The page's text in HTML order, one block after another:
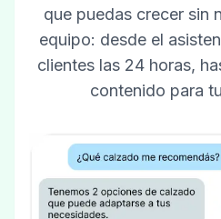
que puedas crecer sin
equipo: desde el
clientes las 24 horas,
contenido para